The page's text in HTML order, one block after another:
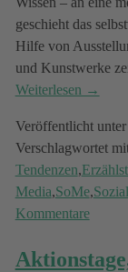
geschieht das
Hilfe von
und Kunstwerke
Weiterlesen →
Veröffentlicht unter
Verschlagwortet
Tendenzen,
Media,SoMe,
Kommentare